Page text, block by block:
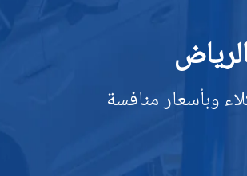
وبأسعار منافسة